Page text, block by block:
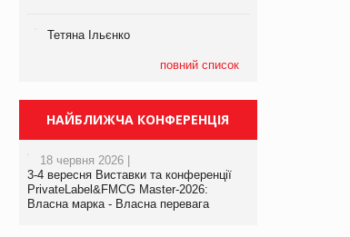
Брагина Людмила
Просування компанії на
www.trademaster.ua.
правила. Особливості.
Тетяна Ільєнко
повний список
НАЙБЛИЖЧА КОНФЕРЕНЦІЯ
18 червня 2026 |
3-4 вересня Виставки та конференції
PrivateLabel&FMCG Master-2026:
Власна марка - Власна перевага